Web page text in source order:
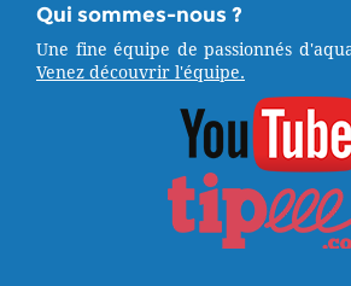
Qui sommes-nous ?
Une fine équipe de passionnés
Venez découvrir l'équipe.